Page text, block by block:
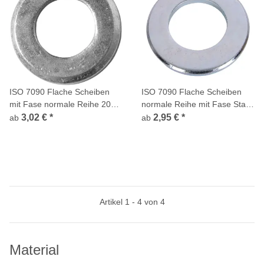
ISO 7090 Flache Scheiben
mit Fase normale Reihe 200
HV Edelstahl A2
ab 3,02 € *
ISO 7090 Flache Scheiben
normale Reihe mit Fase Stahl
verzinkt 200 HV
ab 2,95 € *
Artikel 1 - 4 von 4
Material